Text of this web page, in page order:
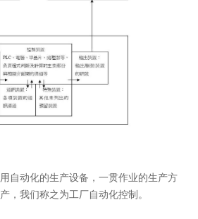
自动化的生产设备，一贯作业的生产方
，我们称之为工厂自动化控制。